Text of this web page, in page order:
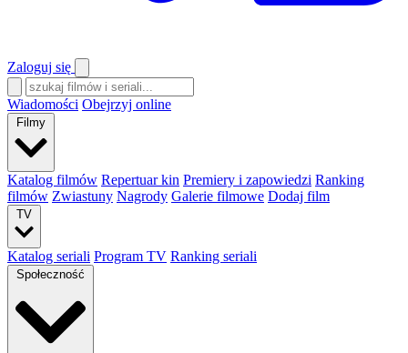
Zaloguj się
Wiadomości Obejrzyj online
Filmy
Katalog filmów Repertuar kin Premiery i zapowiedzi Ranking
filmów Zwiastuny Nagrody Galerie filmowe Dodaj film
TV
Katalog seriali Program TV Ranking seriali
Społeczność